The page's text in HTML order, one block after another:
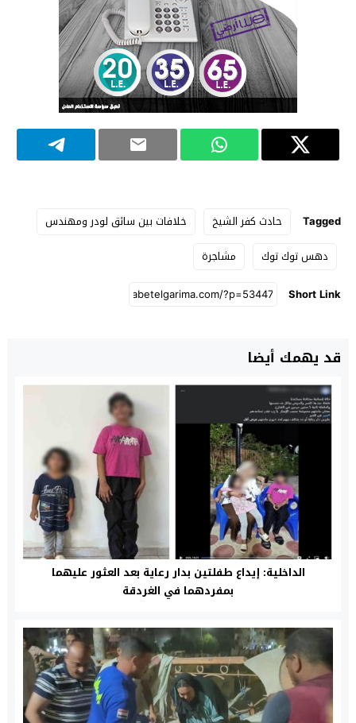
Tagged حادث كفر الشيخ
خلافات بين سائق لودر ومهندس
دهس توك توك
مشاجرة
Short Link
قد يهمك أيضا
الداخلية: إيداع طفلتين بدار رعاية بعد العثور عليهما
بمفردهما في الغردقة